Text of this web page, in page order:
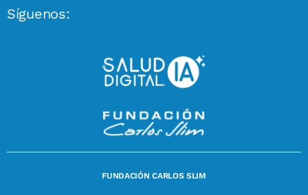
Síguenos:
FUNDACIÓN CARLOS SLIM